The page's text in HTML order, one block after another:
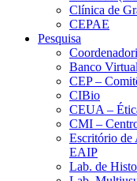
Clínica de
CEPAE
Pesquisa
Banco
CEP –
CIBio
CEUA –
CMI –
Escritório de
EAIP
Lab. de